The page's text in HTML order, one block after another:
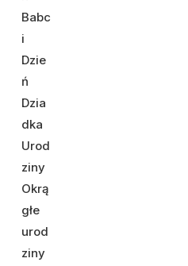
Babc
i
Dzie
ń
Dzia
dka
Urod
ziny
Okrą
głe
urod
ziny